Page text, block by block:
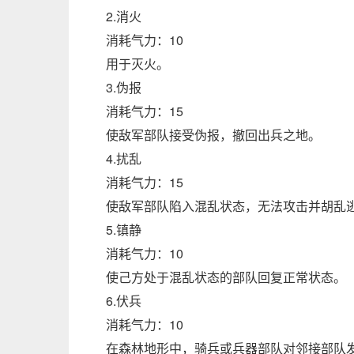
2.消火
消耗气力：10
用于灭火。
3.伪报
消耗气力：15
使敌军部队接受伪报，撤回出兵之地。
4.扰乱
消耗气力：15
使敌军部队陷入混乱状态，无法攻击并胡乱
5.镇静
消耗气力：10
使己方处于混乱状态的部队回复正常状态。
6.伏兵
消耗气力：10
在森林地形中，骑兵或兵器部队对邻接部队